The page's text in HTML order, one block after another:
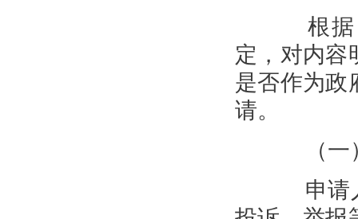
根据《
定，对内容
是否作为政
请。
（一）
申请人